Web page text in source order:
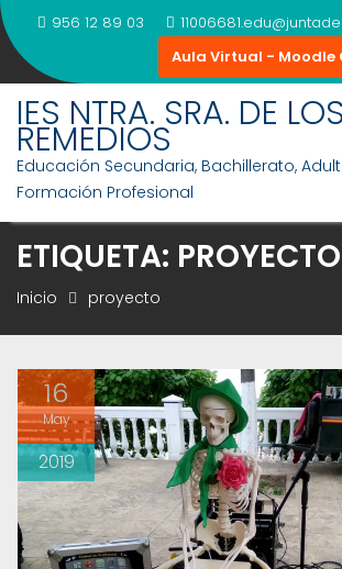
Saltar
al
contenido
956 12 89 03
Aula Virtual - Moodle
IES NTRA. SRA. DE LOS
REMEDIOS
Educación Secundaria, Bachillerato,
Formación Profesional
ETIQUETA: PROYECTO
Inicio proyecto
16
May
2019